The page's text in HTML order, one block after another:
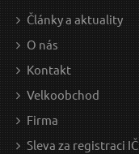
Články a aktuality
O nás
Kontakt
Velkoobchod
Firma
Sleva za registraci IČ